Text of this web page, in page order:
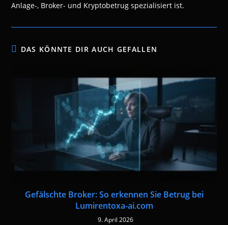
Anlage-, Broker- und Kryptobetrug spezialisiert ist.
DAS KÖNNTE DIR AUCH GEFALLEN
Gefälschte Broker: So erkennen Sie Betrug bei
Lumirentoxa-ai.com
9. April 2026